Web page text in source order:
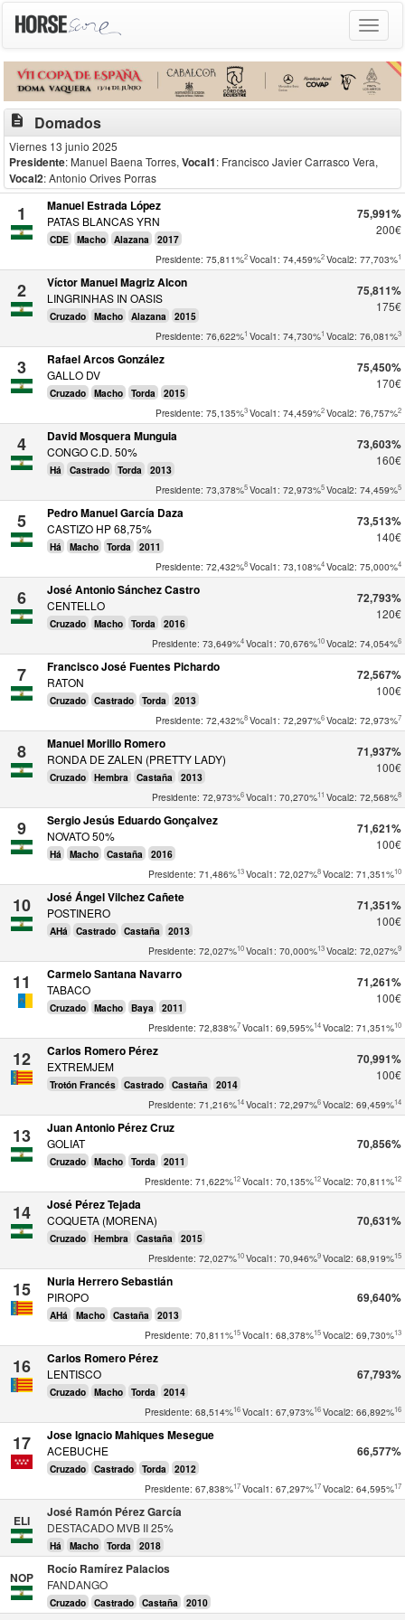
Toggle
description Domados
Viernes 13 junio 2025
Presidente: Manuel Baena Torres, Vocal1: Francisco Javier Carrasco Vera,
Vocal2: Antonio Orives Porras
1 Manuel Estrada López
PATAS BLANCAS YRN
CDE Macho Alazana 2017
75,991%
200€
Presidente: 75,811%2Vocal1: 74,459%2Vocal2: 77,703%1
2 Víctor Manuel Magriz Alcon
LINGRINHAS IN OASIS
Cruzado Macho Alazana 2015
75,811%
175€
Presidente: 76,622%1 Vocal1: 74,730%1 Vocal2: 76,081%3
3 Rafael Arcos González
GALLO DV
Cruzado Macho Torda 2015
75,450%
170€
Presidente: 75,135%3Vocal1: 74,459%2Vocal2: 76,757%2
4 David Mosquera Munguia
CONGO C.D. 50%
Há Castrado Torda 2013
73,603%
160€
Presidente: 73,378%5Vocal1: 72,973%5Vocal2: 74,459%5
5 Pedro Manuel García Daza
CASTIZO HP 68,75%
Há Macho Torda 2011
73,513%
140€
Presidente: 72,432%8Vocal1: 73,108%4Vocal2: 75,000%4
6 José Antonio Sánchez Castro
CENTELLO
Cruzado Macho Torda 2016
72,793%
120€
Presidente: 73,649%4Vocal1: 70,676%10Vocal2: 74,054%6
7 Francisco José Fuentes Pichardo
RATON
Cruzado Castrado Torda 2013
72,567%
100€
Presidente: 72,432%8Vocal1: 72,297%6Vocal2: 72,973%7
8 Manuel Morillo Romero
RONDA DE ZALEN (PRETTY LADY)
Cruzado Hembra Castaña 2013
71,937%
100€
Presidente: 72,973%6Vocal1: 70,270%11 Vocal2: 72,568%8
9 Sergio Jesús Eduardo Gonçalvez
NOVATO 50%
Há Macho Castaña 2016
71,621%
100€
Presidente: 71,486%13Vocal1: 72,027%8Vocal2: 71,351%10
10 José Ángel Vilchez Cañete
POSTINERO
AHá Castrado Castaña 2013
71,351%
100€
Presidente: 72,027%10Vocal1: 70,000%13Vocal2: 72,027%9
11 Carmelo Santana Navarro
TABACO
Cruzado Macho Baya 2011
71,261%
100€
Presidente: 72,838%7Vocal1: 69,595%14Vocal2: 71,351%10
12 Carlos Romero Pérez
EXTREMJEM
Trotón Francés Castrado Castaña 2014
70,991%
100€
Presidente: 71,216%14Vocal1: 72,297%6Vocal2: 69,459%14
13 Juan Antonio Pérez Cruz
GOLIAT
Cruzado Macho Torda 2011
70,856%
Presidente: 71,622%12Vocal1: 70,135%12Vocal2: 70,811%12
14 José Pérez Tejada
COQUETA (MORENA)
Cruzado Hembra Castaña 2015
70,631%
Presidente: 72,027%10Vocal1: 70,946%9Vocal2: 68,919%15
15 Nuria Herrero Sebastián
PIROPO
AHá Macho Castaña 2013
69,640%
Presidente: 70,811%15Vocal1: 68,378%15Vocal2: 69,730%13
16 Carlos Romero Pérez
LENTISCO
Cruzado Macho Torda 2014
67,793%
Presidente: 68,514%16Vocal1: 67,973%16Vocal2: 66,892%16
17 Jose Ignacio Mahiques Mesegue
ACEBUCHE
Cruzado Castrado Torda 2012
66,577%
Presidente: 67,838%17Vocal1: 67,297%17Vocal2: 64,595%17
ELI
José Ramón Pérez García
DESTACADO MVB II 25%
Há Macho Torda 2018
NOP
Rocío Ramírez Palacios
FANDANGO
Cruzado Castrado Castaña 2010